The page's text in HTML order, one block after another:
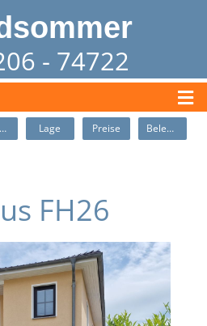
- 74722
Ausstattung Lage Preise Belegung
FH26